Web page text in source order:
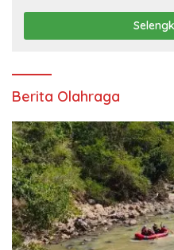
Berita Olahraga